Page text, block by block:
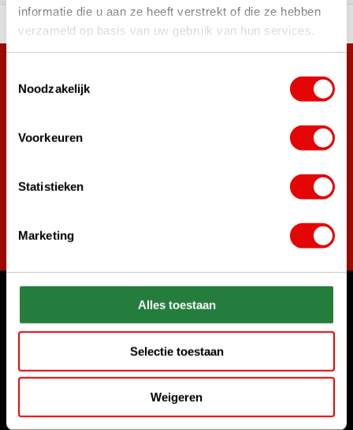
informatie die u aan ze heeft verstrekt of die ze hebben
verzameld op basis van uw gebruik van hun services.
Noodzakelijk
Voorkeuren
Statistieken
Marketing
Alles toestaan
Selectie toestaan
Weigeren
A-merken! Vóór 15:00 besteld,
Meer dan 38.000 klanten hebben zich al
aangemeld.
golf aanbiedingen!
Bel ons gerust
+31 85 06 02 099
Start chat